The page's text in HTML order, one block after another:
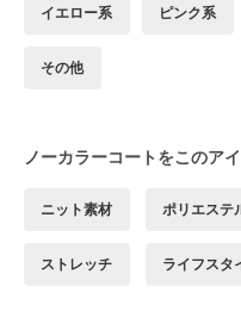
イエロー系 ピンク系
その他
ノーカラーコートをこのア
ニット素材 ポリエステ
ストレッチ ライフスタ